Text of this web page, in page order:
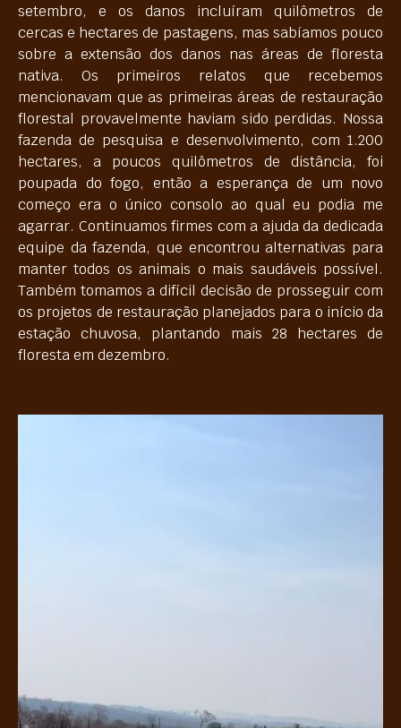
setembro, e os danos incluíram quilômetros de
cercas e hectares de pastagens, mas sabíamos pouco
sobre a extensão dos danos nas áreas de floresta
nativa. Os primeiros relatos que recebemos
mencionavam que as primeiras áreas de restauração
florestal provavelmente haviam sido perdidas. Nossa
fazenda de pesquisa e desenvolvimento, com 1.200
hectares, a poucos quilômetros de distância, foi
poupada do fogo, então a esperança de um novo
começo era o único consolo ao qual eu podia me
agarrar. Continuamos firmes com a ajuda da dedicada
equipe da fazenda, que encontrou alternativas para
manter todos os animais o mais saudáveis possível.
Também tomamos a difícil decisão de prosseguir com
os projetos de restauração planejados para o início da
estação chuvosa, plantando mais 28 hectares de
floresta em dezembro.